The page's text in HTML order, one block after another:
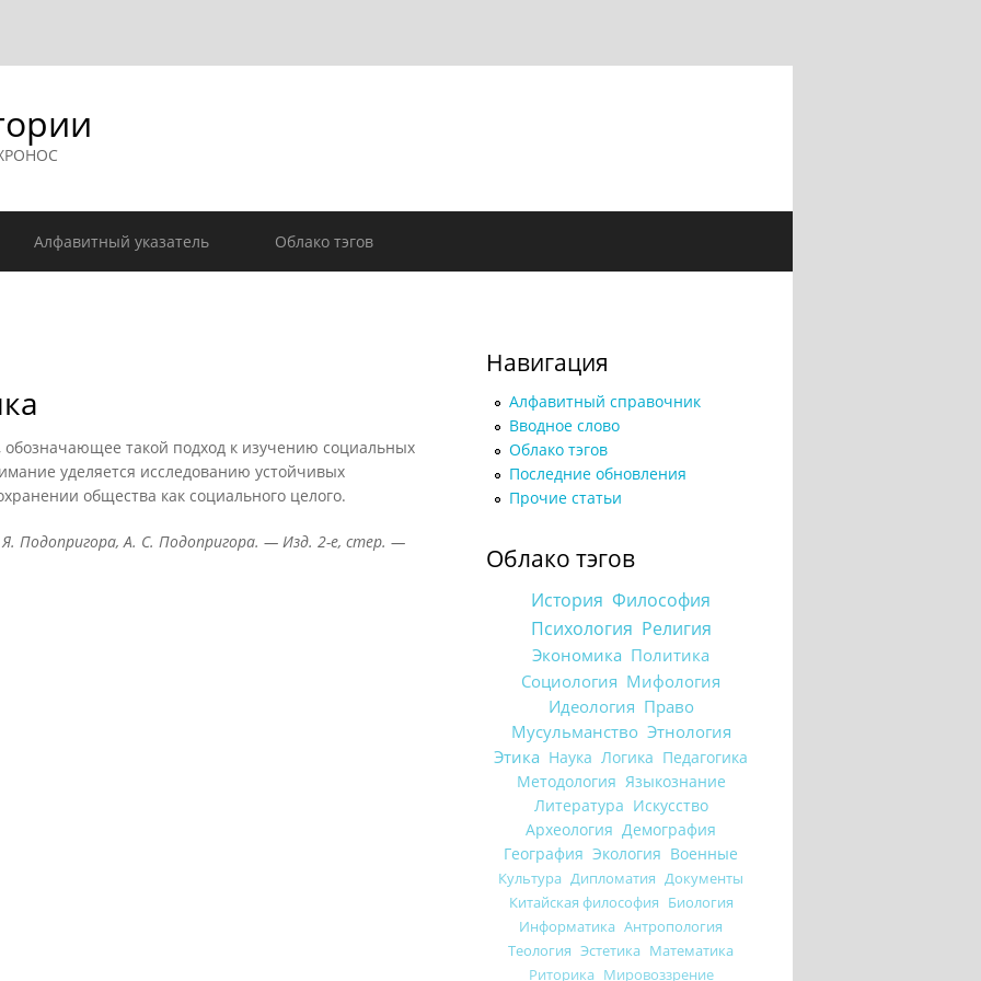
Алфавитный указатель Облако тэгов
такой подход к изучению социальных
уделяется исследованию устойчивых
общества как социального целого.
Подопригора, А. С. Подопригора. — Изд. 2-е, стер. —
Навигация
Алфавитный справочник
Вводное слово
Облако тэгов
Последние обновления
Прочие статьи
Облако тэгов
История Философия
Психология Религия
Экономика Политика
Социология Мифология
Идеология Право
Мусульманство Этнология
Этика Наука Логика Педагогика
Методология Языкознание
Литература Искусство
Археология Демография
География Экология Военные
Культура Дипломатия Документы
Китайская философия Биология
Информатика Антропология
Теология Эстетика Математика
Риторика Мировоззрение